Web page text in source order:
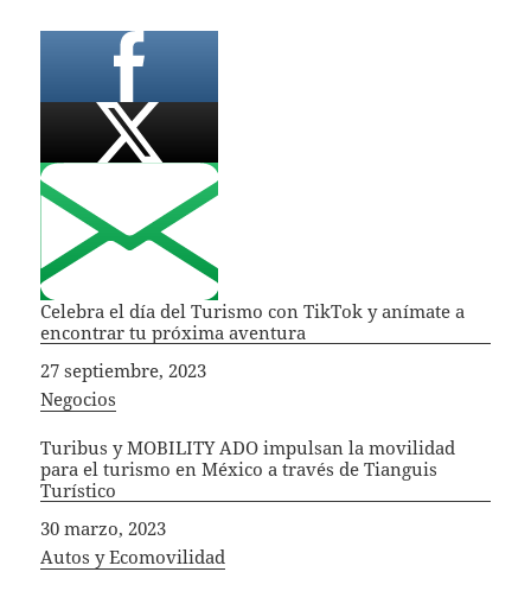
Celebra el día del Turismo con TikTok y anímate a
encontrar tu próxima aventura
Fecha
27 septiembre, 2023
In relation to
Negocios
Turibus y MOBILITY ADO impulsan la movilidad
para el turismo en México a través de Tianguis
Turístico
Fecha
30 marzo, 2023
In relation to
Autos y Ecomovilidad